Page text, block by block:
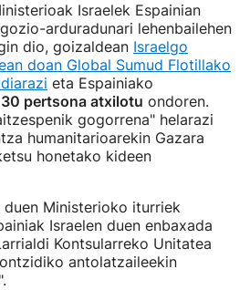
Israelek Espainian
arduradunari lehenbailehen
dio, goizaldean Israelgo
doan Global Sumud Flotillako
eta Espainiako
30 pertsona atxilotu ondoren.
gogorrena" helarazi
humanitarioarekin Gazara
honetako kideen
Ministerioko iturriek
Israelen duen enbaxada
Kontsularreko Unitatea
antolatzaileekin